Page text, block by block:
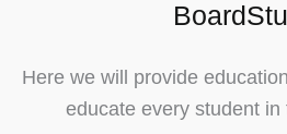
Here we will provide
educate every student in